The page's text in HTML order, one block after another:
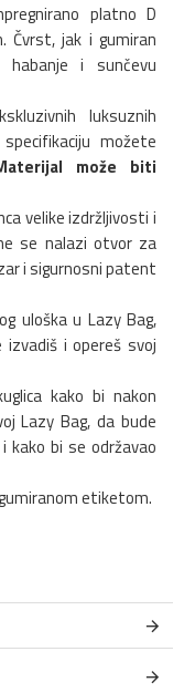
platno D
Čvrst, jak i gumiran
i sunčevu
luksuznih
možete
može biti
velike izdržljivosti i
se nalazi otvor za
i sigurnosni patent
uloška u Lazy Bag,
i opereš svoj
kako bi nakon
Lazy Bag, da bude
kako bi se održavao
etiketom.